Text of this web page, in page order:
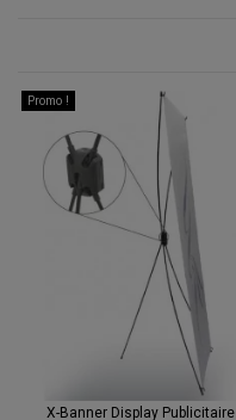
Promo !
X-Banner Display Publicitaire